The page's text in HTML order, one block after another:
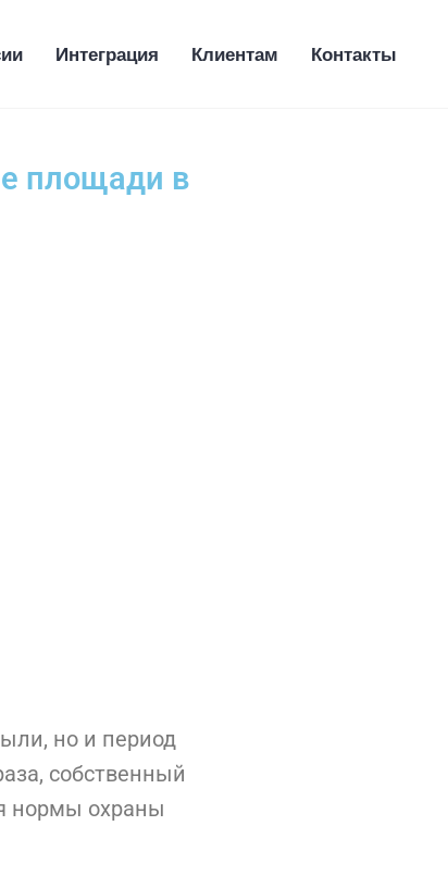
Интеграция Клиентам Контакты
площади в
но и период
собственный
нормы охраны